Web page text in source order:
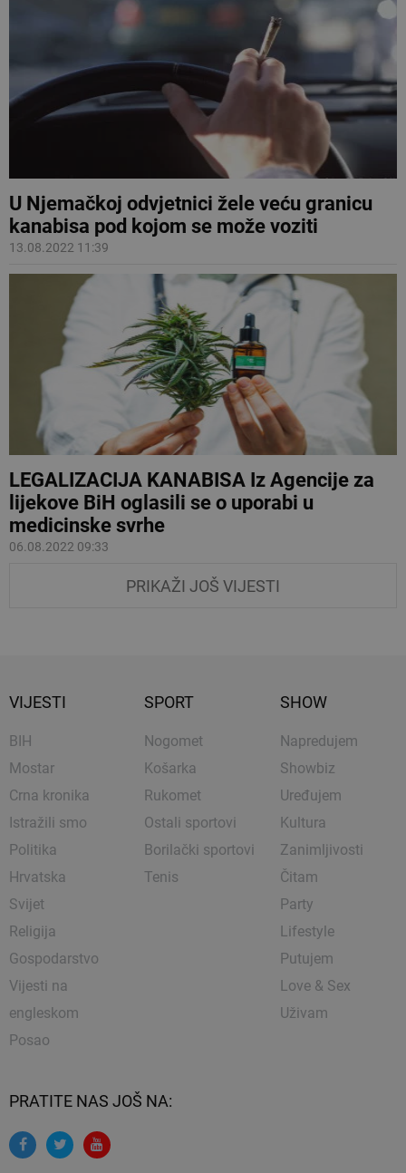
U Njemačkoj odvjetnici žele veću granicu
kanabisa pod kojom se može voziti
13.08.2022 11:39
LEGALIZACIJA KANABISA Iz Agencije za
lijekove BiH oglasili se o uporabi u
medicinske svrhe
06.08.2022 09:33
PRIKAŽI JOŠ VIJESTI
VIJESTI
BIH
Mostar
Crna kronika
Istražili smo
Politika
Hrvatska
Svijet
Religija
Gospodarstvo
Vijesti na
engleskom
Posao
SPORT
Nogomet
Košarka
Rukomet
Ostali sportovi
Borilački sportovi
Tenis
SHOW
Napredujem
Showbiz
Uređujem
Kultura
Zanimljivosti
Čitam
Party
Lifestyle
Putujem
Love & Sex
Uživam
PRATITE NAS JOŠ NA: